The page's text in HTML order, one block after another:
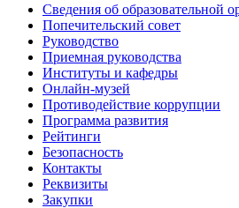
Сведения об образовательной
Попечительский совет
Руководство
Приемная руководства
Институты и кафедры
Онлайн-музей
Противодействие коррупции
Программа развития
Рейтинги
Безопасность
Контакты
Реквизиты
Закупки